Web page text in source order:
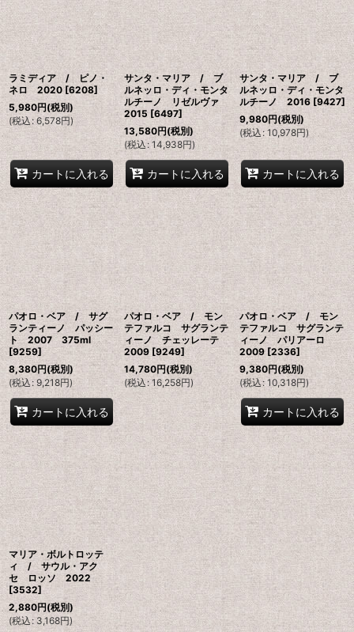
ラミディア / ピノ・
ネロ 2020 [6208]
5,980円(税別)
(税込: 6,578円)
カートに入れる
サンタ・マリア / ブ
ルネッロ・ディ・モンタ
ルチーノ リゼルヴァ
2015 [6497]
13,580円(税別)
(税込: 14,938円)
カートに入れる
サンタ・マリア / ブ
ルネッロ・ディ・モンタ
ルチーノ 2016 [9427]
9,980円(税別)
(税込: 10,978円)
カートに入れる
パオロ・ベア / サグ
ランティーノ パッシー
ト 2007 375ml
[9259]
8,380円(税別)
(税込: 9,218円)
カートに入れる
パオロ・ベア / モン
テファルコ サグランテ
ィーノ チェッレーテ
2009 [9249]
14,780円(税別)
(税込 : 16,258円)
パオロ・ベア / モン
テファルコ サグランテ
ィーノ パリアーロ
2009 [2336]
9,380円(税別)
(税込: 10,318円)
カートに入れる
マリア・ボルトロッテ
ィ / サウル・アク
セ ロッソ 2022
[3532]
2,880円(税別)
(税込: 3,168円)